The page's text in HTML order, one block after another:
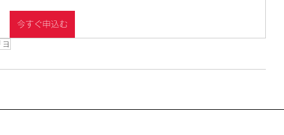
今すぐ申込む